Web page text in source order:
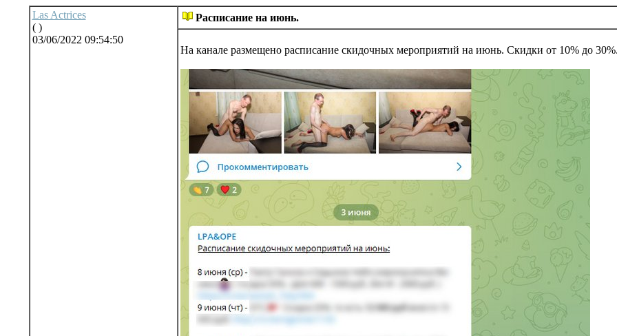
Las Actrices
( )
03/06/2022 09:54:50
Расписание на июнь.
На канале размещено расписание скидочных мероприятий на июнь. Скидки от 10% до